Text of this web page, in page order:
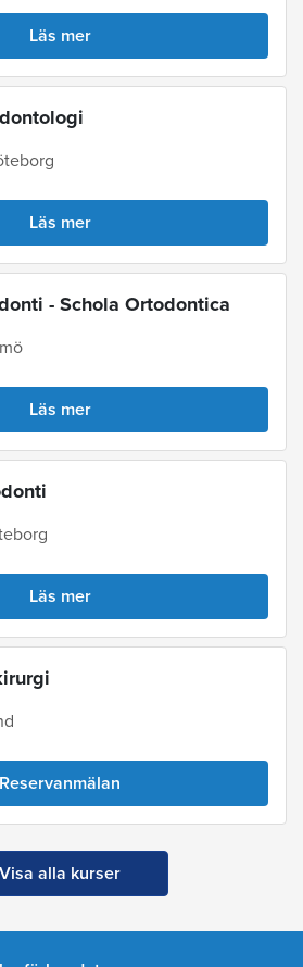
Läs mer
Läs mer
- Schola Ortodontica
Läs mer
Läs mer
Reservanmälan
Visa alla kurser